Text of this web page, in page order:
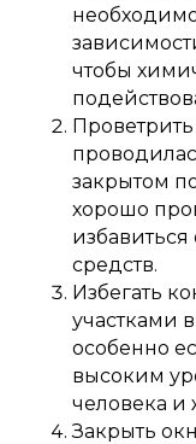
чтобы
закрытом
хорошо
избавиться
средств.
Избегать
участками
особенно
высоким
человека и
Закрыть